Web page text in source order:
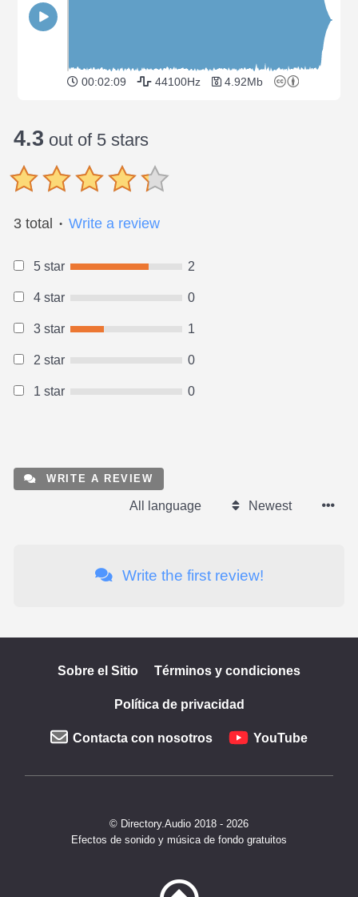
00:02:09 44100Hz 4.92Mb
4.3 out of 5 stars
3 total ● Write a review
5 star 2
4 star 0
3 star 1
2 star 0
1 star 0
WRITE A REVIEW
All language Newest
Write the first review!
Sobre el Sitio Términos y condiciones
Política de privacidad
Contacta con nosotros YouTube
© Directory.Audio 2018 - 2026
Efectos de sonido y música de fondo gratuitos